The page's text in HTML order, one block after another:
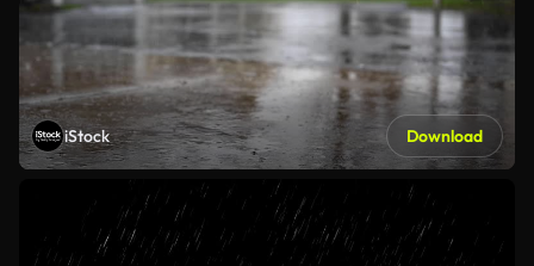
iStock Download